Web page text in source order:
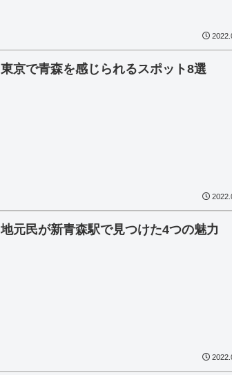
東京で青森を感じられるスポット8選
地元民が新青森駅で見つけた4つの魅力